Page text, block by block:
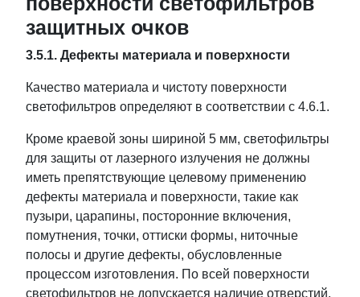
защитных очков
3.5.1. Дефекты материала и поверхности
Качество материала и чистоту поверхности
светофильтров определяют в соответствии с 4.6.1.
Кроме краевой зоны шириной 5 мм, светофильтры
для защиты от лазерного излучения не должны
иметь препятствующие целевому применению
дефекты материала и поверхности, такие как
пузыри, царапины, посторонние включения,
помутнения, точки, оттиски формы, ниточные
полосы и другие дефекты, обусловленные
процессом изготовления. По всей поверхности
светофильтров не допускается наличие отверстий.